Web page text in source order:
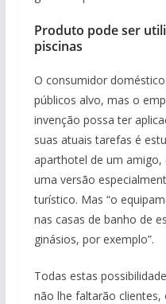
Produto pode ser
piscinas
O consumidor
públicos alvo, mas o
invenção possa ter
suas atuais tarefas é
aparthotel de um
uma versão
turístico. Mas “o
nas casas de banho de
ginásios, por exemplo”.
Todas estas
não lhe faltarão clientes,